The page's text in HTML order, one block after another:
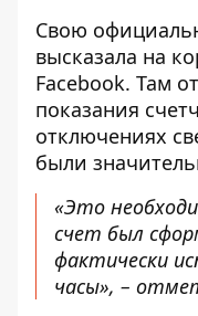
Свою
высказала на
Facebook. Там
показания
отключениях
были
«Это
счет был
фактически
часы», –